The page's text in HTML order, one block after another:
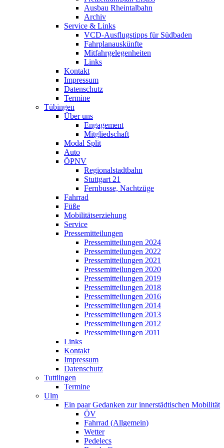
Ausbau Rheintalbahn
Archiv
Service & Links
VCD-Ausflugstipps für Südbaden
Fahrplanauskünfte
Mitfahrgelegenheiten
Links
Kontakt
Impressum
Datenschutz
Termine
Tübingen
Über uns
Engagement
Mitgliedschaft
Modal Split
Auto
ÖPNV
Regionalstadtbahn
Stuttgart 21
Fernbusse, Nachtzüge
Fahrrad
Füße
Mobilitätserziehung
Service
Pressemitteilungen
Pressemitteilungen 2024
Pressemitteilungen 2022
Pressemitteilungen 2021
Pressemitteilungen 2020
Pressemitteilungen 2019
Pressemitteilungen 2018
Pressemitteilungen 2016
Pressemitteilungen 2014
Pressemitteilungen 2013
Pressemitteilungen 2012
Pressemitteilungen 2011
Links
Kontakt
Impressum
Datenschutz
Tuttlingen
Termine
Ulm
Ein paar Gedanken zur innerstädtischen Mobilität
ÖV
Fahrrad (Allgemein)
Wetter
Pedelecs